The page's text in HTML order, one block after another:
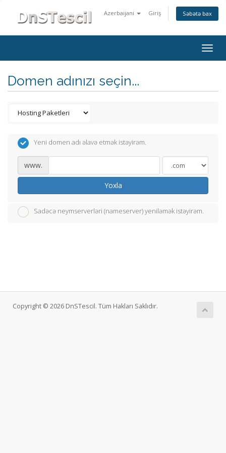
Azerbaijani Giriş Səbətə bax
Domen adınızı seçin...
Yeni domen adı əlavə etmək istəyirəm.
www.
Yoxla
Sadəcə neymserverləri (nameserver) yeniləmək istəyirəm.
Copyright © 2026 DnSTescil. Tüm Hakları Saklıdır.